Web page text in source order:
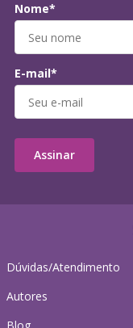
Dúvidas/Atendimento
Autores
Nome*
E-mail*
Assinar